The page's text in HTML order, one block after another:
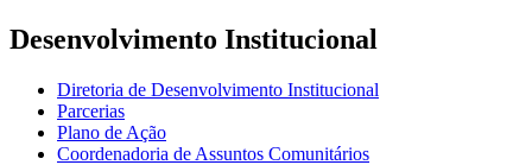
Desenvolvimento Institucional
Diretoria de Desenvolvimento Institucional
Parcerias
Plano de Ação
Coordenadoria de Assuntos Comunitários